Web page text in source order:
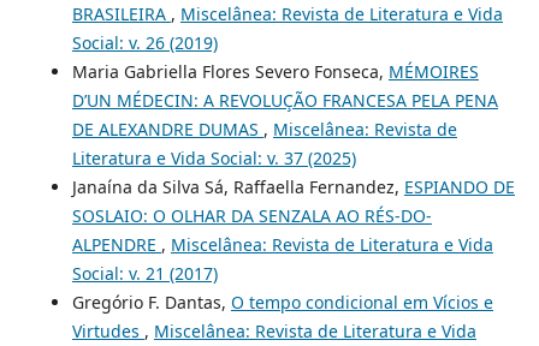
BRASILEIRA , Miscelânea: Revista de Literatura e Vida
Social: v. 26 (2019)
Maria Gabriella Flores Severo Fonseca, MÉMOIRES
D’UN MÉDECIN: A REVOLUÇÃO FRANCESA PELA PENA
DE ALEXANDRE DUMAS , Miscelânea: Revista de
Literatura e Vida Social: v. 37 (2025)
Janaína da Silva Sá, Raffaella Fernandez, ESPIANDO DE
SOSLAIO: O OLHAR DA SENZALA AO RÉS-DO-
ALPENDRE , Miscelânea: Revista de Literatura e Vida
Social: v. 21 (2017)
Gregório F. Dantas, O tempo condicional em Vícios e
Virtudes , Miscelânea: Revista de Literatura e Vida